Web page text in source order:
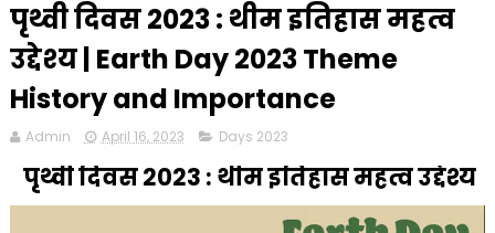
पृथ्वी दिवस 2023 : थीम इतिहास महत्व
उद्देश्य | Earth Day 2023 Theme
History and Importance
Admin April 16, 2023 Days 2023
पृथ्वी दिवस 2023 : थीम इतिहास महत्व उद्देश्य